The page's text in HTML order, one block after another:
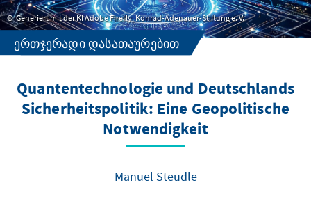
Generiert mit der KI Adobe Firefly, Konrad-Adenauer-Stiftung e. V.
ᲔᲠᲗᲯᲔᲠᲐᲓᲘ ᲓᲐᲡᲐᲗᲐᲣᲠᲔᲑᲘᲗ
Quantentechnologie und Deutschlands
Sicherheitspolitik: Eine Geopolitische
Notwendigkeit
Manuel Steudle